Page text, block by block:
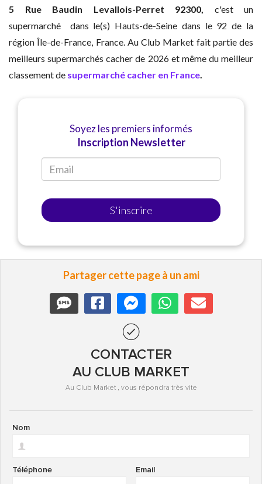
5 Rue Baudin Levallois-Perret 92300,
c'est un
supermarché dans le(s) Hauts-de-Seine dans le 92 de la
région Île-de-France, France. Au Club Market fait partie des
meilleurs supermarchés cacher de 2026 et même du meilleur
classement de supermarché cacher en France
Soyez les premiers informés
Inscription Newsletter
S'inscrire
Partager cette page à un ami
CONTACTER
AU CLUB MARKET
Au Club Market , vous répondra très vite
Nom
Email
Téléphone